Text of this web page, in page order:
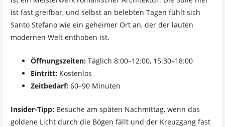
ist fast greifbar, und selbst an belebten Tagen fühlt sich
Santo Stefano wie ein geheimer Ort an, der der lauten
modernen Welt enthoben ist.
Öffnungszeiten:Täglich 8:00–12:00, 15:30–18:00
Eintritt:Kostenlos
Zeitbedarf:60–90 Minuten
Insider-Tipp:Besuche am späten Nachmittag, wenn das
goldene Licht durch die Bögen fällt und der Kreuzgang fast